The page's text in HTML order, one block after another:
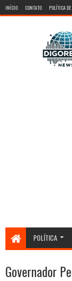
INÍCIO CONTATO POLÍTICA
POLÍTICA
Governador